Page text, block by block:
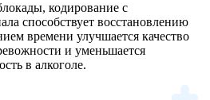
кодирование с
способствует восстановлению
времени улучшается качество
и уменьшается
в алкоголе.